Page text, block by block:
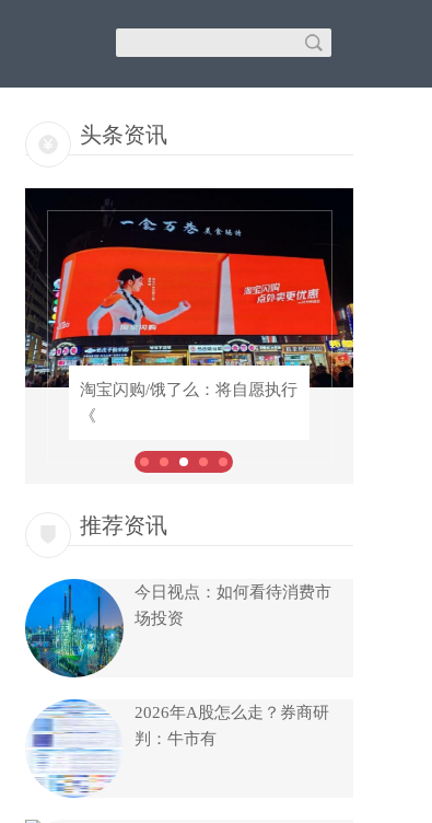
头条资讯
淘宝闪购/饿了么：将自愿执行
《
淘宝闪购/饿了么：将自愿执行
《
推荐资讯
今日视点：如何看待消费市
场投资
2026年A股怎么走？券商研
判：牛市有